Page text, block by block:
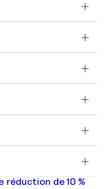
réduction de 10 %